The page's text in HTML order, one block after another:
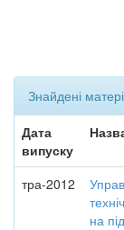
Знайдені
Дата
випуску
тра-2012
на